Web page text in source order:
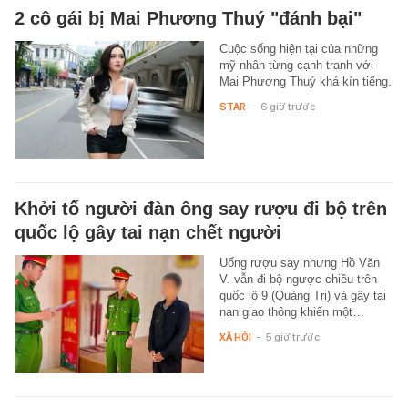
2 cô gái bị Mai Phương Thuý "đánh bại"
Cuộc sống hiện tại của những
mỹ nhân từng cạnh tranh với
Mai Phương Thuý khá kín tiếng.
STAR - 6 giờ trước
Khởi tố người đàn ông say rượu đi bộ trên
quốc lộ gây tai nạn chết người
Uống rượu say nhưng Hồ Văn
V. vẫn đi bộ ngược chiều trên
quốc lộ 9 (Quảng Trị) và gây tai
nạn giao thông khiến một…
XÃ HỘI - 5 giờ trước